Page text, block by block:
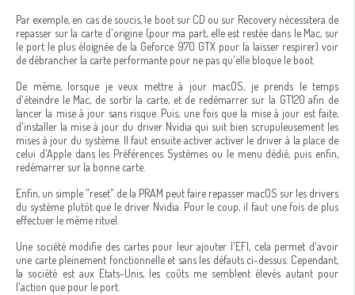
Par exemple, en cas de soucis, le boot sur CD ou sur Recovery nécessitera de
repasser sur la carte d'origine (pour ma part, elle est restée dans le Mac, sur
le port le plus éloignée de la Geforce 970 GTX pour la laisser respirer) voir
de débrancher la carte performante pour ne pas qu'elle bloque le boot.
De même, lorsque je veux mettre à jour macOS, je prends le temps
d'éteindre le Mac, de sortir la carte, et de redémarrer sur la GT120 afin de
lancer la mise à jour sans risque. Puis, une fois que la mise à jour est faite,
d'installer la mise à jour du driver Nvidia qui suit bien scrupuleusement les
mises à jour du système. Il faut ensuite activer activer le driver à la place de
celui d'Apple dans les Préférences Systèmes ou le menu dédié, puis enfin,
redémarrer sur la bonne carte.
Enfin, un simple "reset" de la PRAM peut faire repasser macOS sur les drivers
du système plutôt que le driver Nvidia. Pour le coup, il faut une fois de plus
effectuer le même rituel.
Une société modifie des cartes pour leur ajouter l'EFI, cela permet d'avoir
une carte pleinement fonctionnelle et sans les défauts ci-dessus. Cependant,
la société est aux Etats-Unis, les coûts me semblent élevés autant pour
l'action que pour le port.